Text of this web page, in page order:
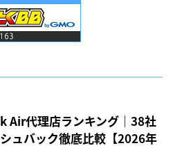
Air代理店ランキング｜38社
ュバック徹底比較【2026年